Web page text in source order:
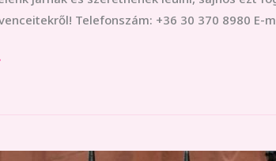
Telefonszám: +36 30 370 8980 E-